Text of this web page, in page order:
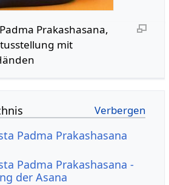
Prakashasana,
mit
Padma Prakashasana
Padma Prakashasana -
der Asana